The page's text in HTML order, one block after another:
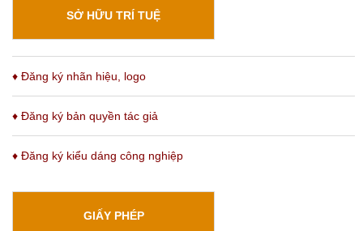
SỞ HỮU TRÍ TUỆ
♦ Đăng ký nhãn hiệu, logo
♦ Đăng ký bản quyền tác giả
♦ Đăng ký kiểu dáng công nghiệp
GIẤY PHÉP